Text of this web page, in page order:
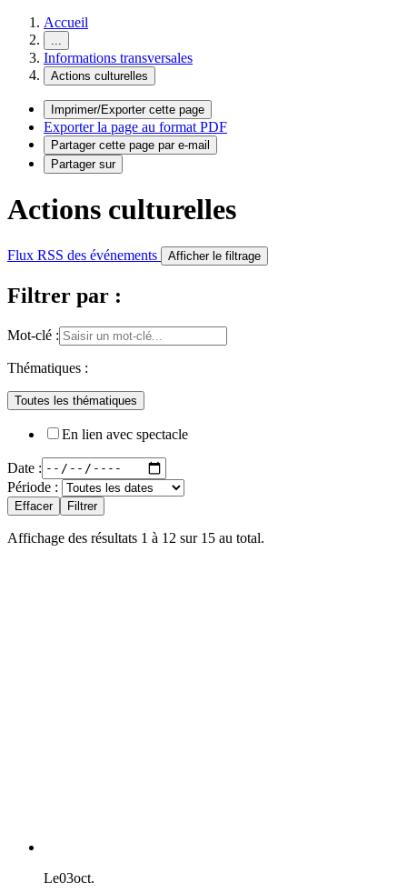
Accueil
...
Informations transversales
Actions culturelles
Imprimer/Exporter cette page
Exporter la page au format PDF
Partager cette page par e-mail
Partager sur
Actions culturelles
Flux RSS des événements Afficher le filtrage
Filtrer par :
Mot-clé :
Thématiques :
Toutes les thématiques
En lien avec spectacle
Date :
Période :
Effacer Filtrer
Affichage des résultats 1 à 12 sur 15 au total.
Le03oct.